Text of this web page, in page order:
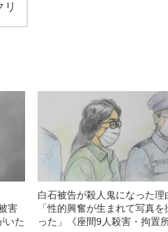
リ
害
いた
白石被告が殺人鬼になった理
「性的興奮が生まれて写真を
った」《座間9人殺害・拘置